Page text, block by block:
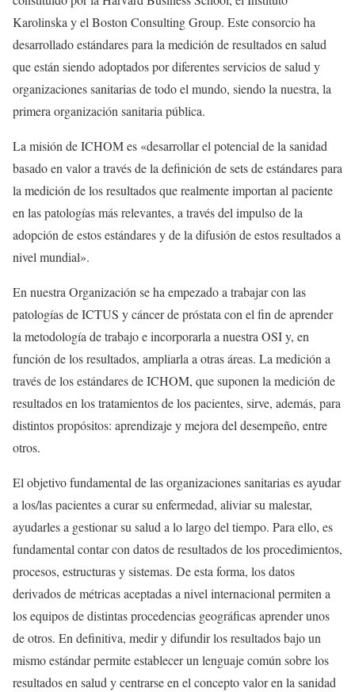
Karolinska y el Boston Consulting Group. Este consorcio ha
desarrollado estándares para la medición de resultados en salud
que están siendo adoptados por diferentes servicios de salud y
organizaciones sanitarias de todo el mundo, siendo la nuestra, la
primera organización sanitaria pública.
La misión de ICHOM es «desarrollar el potencial de la sanidad
basado en valor a través de la definición de sets de estándares para
la medición de los resultados que realmente importan al paciente
en las patologías más relevantes, a través del impulso de la
adopción de estos estándares y de la difusión de estos resultados a
nivel mundial».
En nuestra Organización se ha empezado a trabajar con las
patologías de ICTUS y cáncer de próstata con el fin de aprender
la metodología de trabajo e incorporarla a nuestra OSI y, en
función de los resultados, ampliarla a otras áreas. La medición a
través de los estándares de ICHOM, que suponen la medición de
resultados en los tratamientos de los pacientes, sirve, además, para
distintos propósitos: aprendizaje y mejora del desempeño, entre
otros.
El objetivo fundamental de las organizaciones sanitarias es ayudar
a los/las pacientes a curar su enfermedad, aliviar su malestar,
ayudarles a gestionar su salud a lo largo del tiempo. Para ello, es
fundamental contar con datos de resultados de los procedimientos,
procesos, estructuras y sistemas. De esta forma, los datos
derivados de métricas aceptadas a nivel internacional permiten a
los equipos de distintas procedencias geográficas aprender unos
de otros. En definitiva, medir y difundir los resultados bajo un
mismo estándar permite establecer un lenguaje común sobre los
resultados en salud y centrarse en el concepto valor en la sanidad